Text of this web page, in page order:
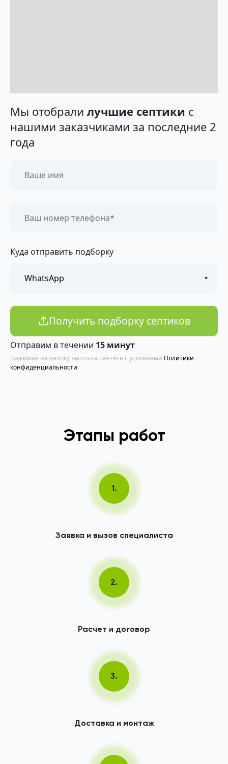
Мы отобрали лучшие септики с
нашими заказчиками за последние 2
года
Куда отправить подборку
Получить подборку септиков
Отправим в течении 15 минут
Нажимая на кнопку вы соглашаетесь с условиями Политики
конфиденциальности
Этапы работ
1.
Заявка и вызов специалиста
2.
Расчет и договор
3.
Доставка и монтаж